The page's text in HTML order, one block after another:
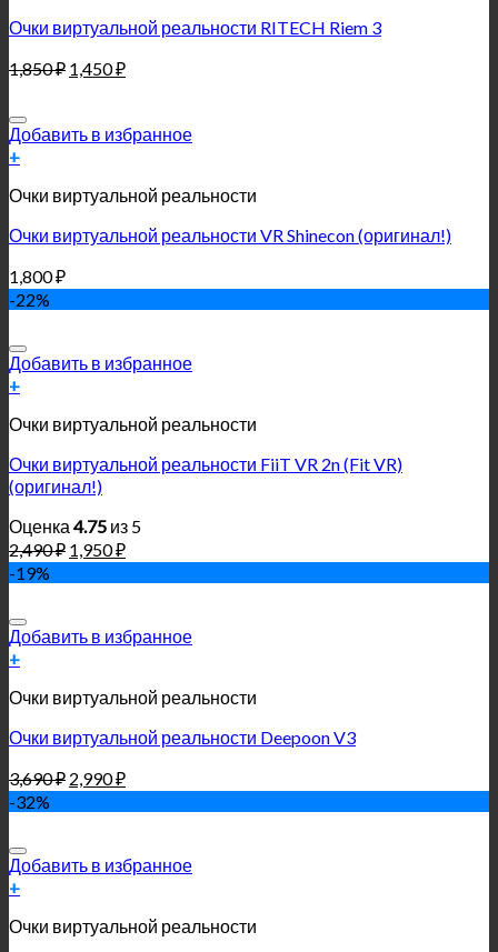
Очки виртуальной реальности RITECH Riem 3
1,850₽ 1,450₽
Добавить в избранное
+
Очки виртуальной реальности
Очки виртуальной реальности VR Shinecon (оригинал!)
1,800₽
-22%
Добавить в избранное
+
Очки виртуальной реальности
Очки виртуальной реальности FiiT VR 2n (Fit VR)
(оригинал!)
Оценка 4.75 из 5
2,490₽ 1,950₽
-19%
Добавить в избранное
+
Очки виртуальной реальности
Очки виртуальной реальности Deepoon V3
3,690₽ 2,990₽
-32%
Добавить в избранное
+
Очки виртуальной реальности